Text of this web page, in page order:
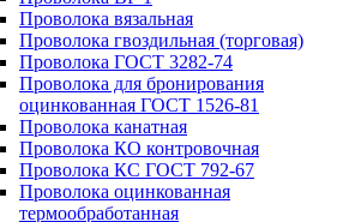
Проволока вязальная
Проволока гвоздильная (торговая)
Проволока ГОСТ 3282-74
Проволока для бронирования
оцинкованная ГОСТ 1526-81
Проволока канатная
Проволока КО контровочная
Проволока КС ГОСТ 792-67
Проволока оцинкованная
термообработанная